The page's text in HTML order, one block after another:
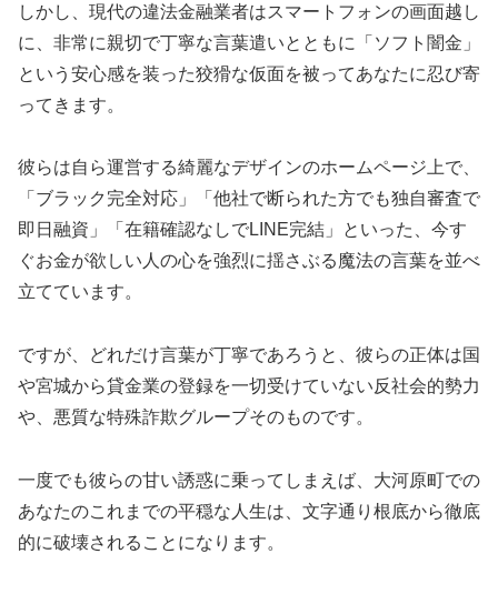
しかし、現代の違法金融業者はスマートフォンの画面越し
に、非常に親切で丁寧な言葉遣いとともに「ソフト闇金」
という安心感を装った狡猾な仮面を被ってあなたに忍び寄
ってきます。
彼らは自ら運営する綺麗なデザインのホームページ上で、
「ブラック完全対応」「他社で断られた方でも独自審査で
即日融資」「在籍確認なしでLINE完結」といった、今す
ぐお金が欲しい人の心を強烈に揺さぶる魔法の言葉を並べ
立てています。
ですが、どれだけ言葉が丁寧であろうと、彼らの正体は国
や宮城から貸金業の登録を一切受けていない反社会的勢力
や、悪質な特殊詐欺グループそのものです。
一度でも彼らの甘い誘惑に乗ってしまえば、大河原町での
あなたのこれまでの平穏な人生は、文字通り根底から徹底
的に破壊されることになります。